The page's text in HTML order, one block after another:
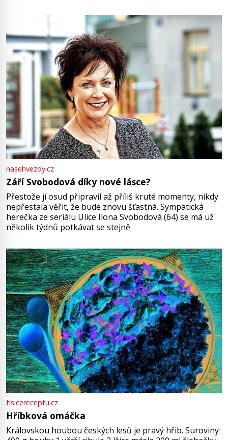
Jsme spolu moc rádi Tehdy byla jiná doba, když
nasehvezdy.cz
Září Svobodová díky nové lásce?
Přestože jí osud připravil až příliš kruté momenty, nikdy
nepřestala věřit, že bude znovu šťastná. Sympatická
herečka ze seriálu Ulice Ilona Svobodová (64) se má už
několik týdnů potkávat se stejně
tisicereceptu.cz
Hříbková omáčka
Královskou houbou českých lesů je pravý hřib. Suroviny